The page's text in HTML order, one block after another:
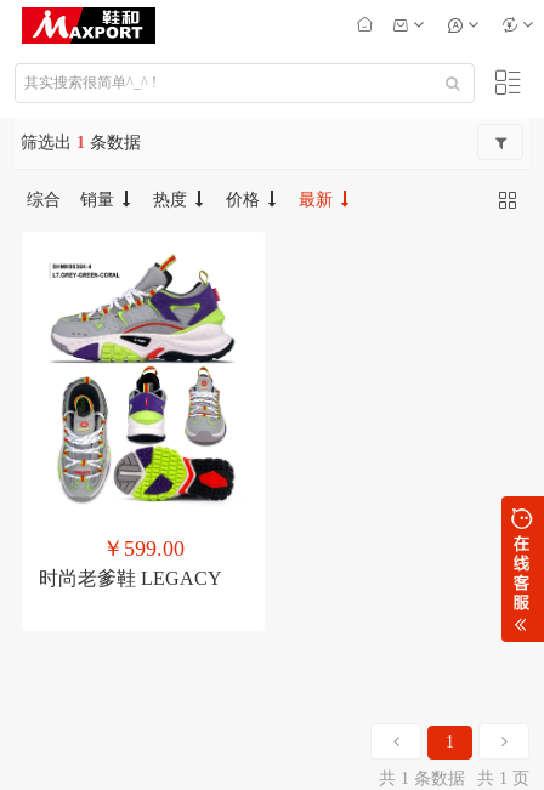
筛选出 1 条数据
综合 销量 热度 价格 最新
￥599.00
时尚老爹鞋 LEGACY
1
共 1 条数据
共 1 页